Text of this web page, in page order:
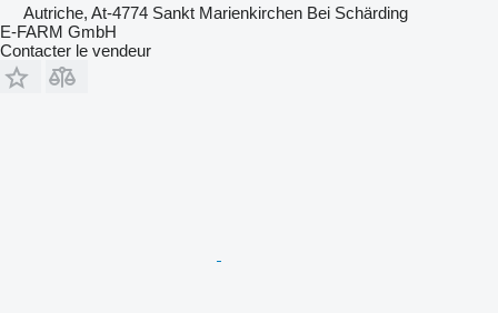
Autriche, At-4774 Sankt Marienkirchen Bei Schärding
E-FARM GmbH
Contacter le vendeur